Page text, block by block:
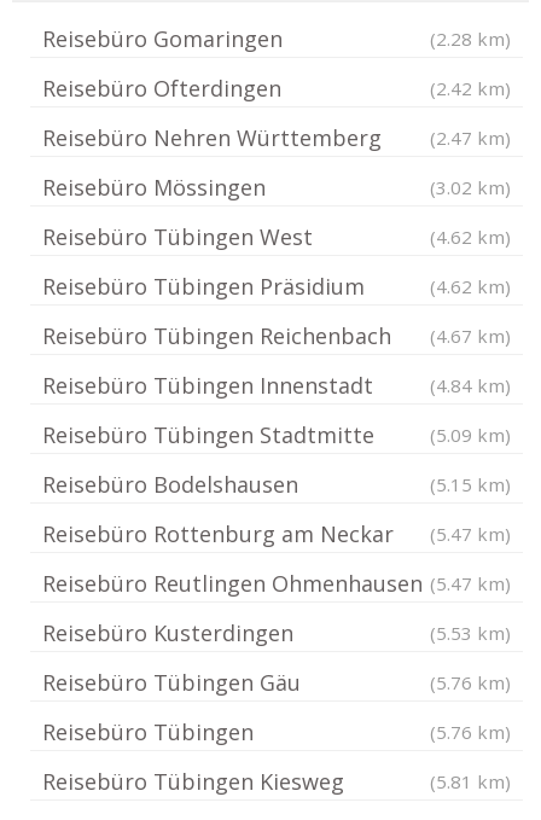
Reisebüro Gomaringen (2.28 km)
Reisebüro Ofterdingen (2.42 km)
Reisebüro Nehren Württemberg (2.47 km)
Reisebüro Mössingen (3.02 km)
Reisebüro Tübingen West (4.62 km)
Reisebüro Tübingen Präsidium (4.62 km)
Reisebüro Tübingen Reichenbach (4.67 km)
Reisebüro Tübingen Innenstadt (4.84 km)
Reisebüro Tübingen Stadtmitte (5.09 km)
Reisebüro Bodelshausen (5.15 km)
Reisebüro Rottenburg am Neckar (5.47 km)
Reisebüro Reutlingen Ohmenhausen (5.47 km)
Reisebüro Kusterdingen (5.53 km)
Reisebüro Tübingen Gäu (5.76 km)
Reisebüro Tübingen (5.76 km)
Reisebüro Tübingen Kiesweg (5.81 km)